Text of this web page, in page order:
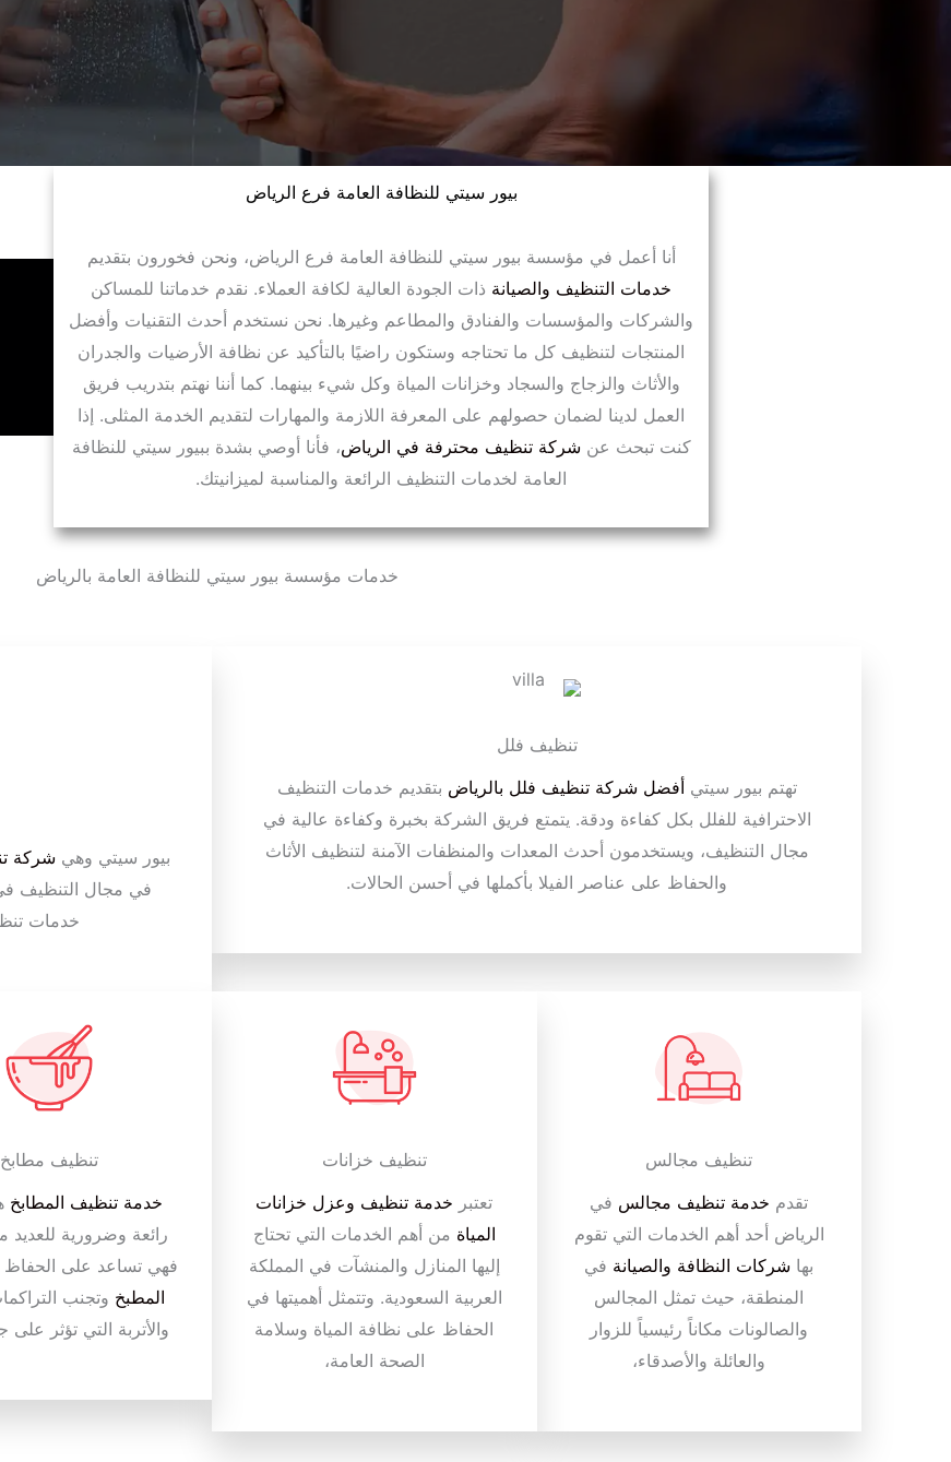
بيور سيتي للنظافة العامة فرع الرياض
أنا أعمل في مؤسسة بيور سيتي للنظافة العامة فرع الرياض، ونحن فخورون بتقديم
خدمات التنظيف والصيانة ذات الجودة العالية لكافة العملاء. نقدم خدماتنا للمساكن
والشركات والمؤسسات والفنادق والمطاعم وغيرها. نحن نستخدم أحدث التقنيات وأفضل
المنتجات لتنظيف كل ما تحتاجه وستكون راضيًا بالتأكيد عن نظافة الأرضيات والجدران
والأثاث والزجاج والسجاد وخزانات المياة وكل شيء بينهما. كما أننا نهتم بتدريب فريق
العمل لدينا لضمان حصولهم على المعرفة اللازمة والمهارات لتقديم الخدمة المثلى. إذا
كنت تبحث عن شركة تنظيف محترفة في الرياض، فأنا أوصي بشدة ببيور سيتي للنظافة
العامة لخدمات التنظيف الرائعة والمناسبة لميزانيتك.
خدمات مؤسسة بيور سيتي للنظافة العامة بالرياض
تنظيف فلل
تهتم بيور سيتي أفضل شركة تنظيف فلل بالرياض بتقديم خدمات التنظيف
الاحترافية للفلل بكل كفاءة ودقة. يتمتع فريق الشركة بخبرة وكفاءة عالية في
مجال التنظيف، ويستخدمون أحدث المعدات والمنظفات الآمنة لتنظيف الأثاث
والحفاظ على عناصر الفيلا بأكملها في أحسن الحالات.
بيور سيتي وهي شركة
في مجال التنظيف في
خدمات
تنظيف مجالس
تقدم خدمة تنظيف مجالس في
الرياض أحد أهم الخدمات التي تقوم
بها شركات النظافة والصيانة في
المنطقة، حيث تمثل المجالس
والصالونات مكاناً رئيسياً للزوار
والعائلة والأصدقاء،
تنظيف خزانات
تعتبر خدمة تنظيف وعزل خزانات
المياة من أهم الخدمات التي تحتاج
إليها المنازل والمنشآت في المملكة
العربية السعودية. وتتمثل أهميتها في
الحفاظ على نظافة المياة وسلامة
الصحة العامة،
تنظيف مطابخ
خدمة تنظيف المطابخ
رائعة وضرورية للعديد
فهي تساعد على
المطبخ وتجنب
والأتربة التي تؤثر على